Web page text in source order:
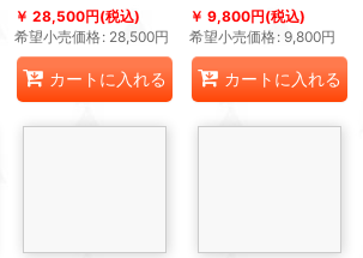
28,500円(税込)
希望小売価格: 28,500円
カートに入れる
9,800円(税込)
希望小売価格: 9,800円
カートに入れる